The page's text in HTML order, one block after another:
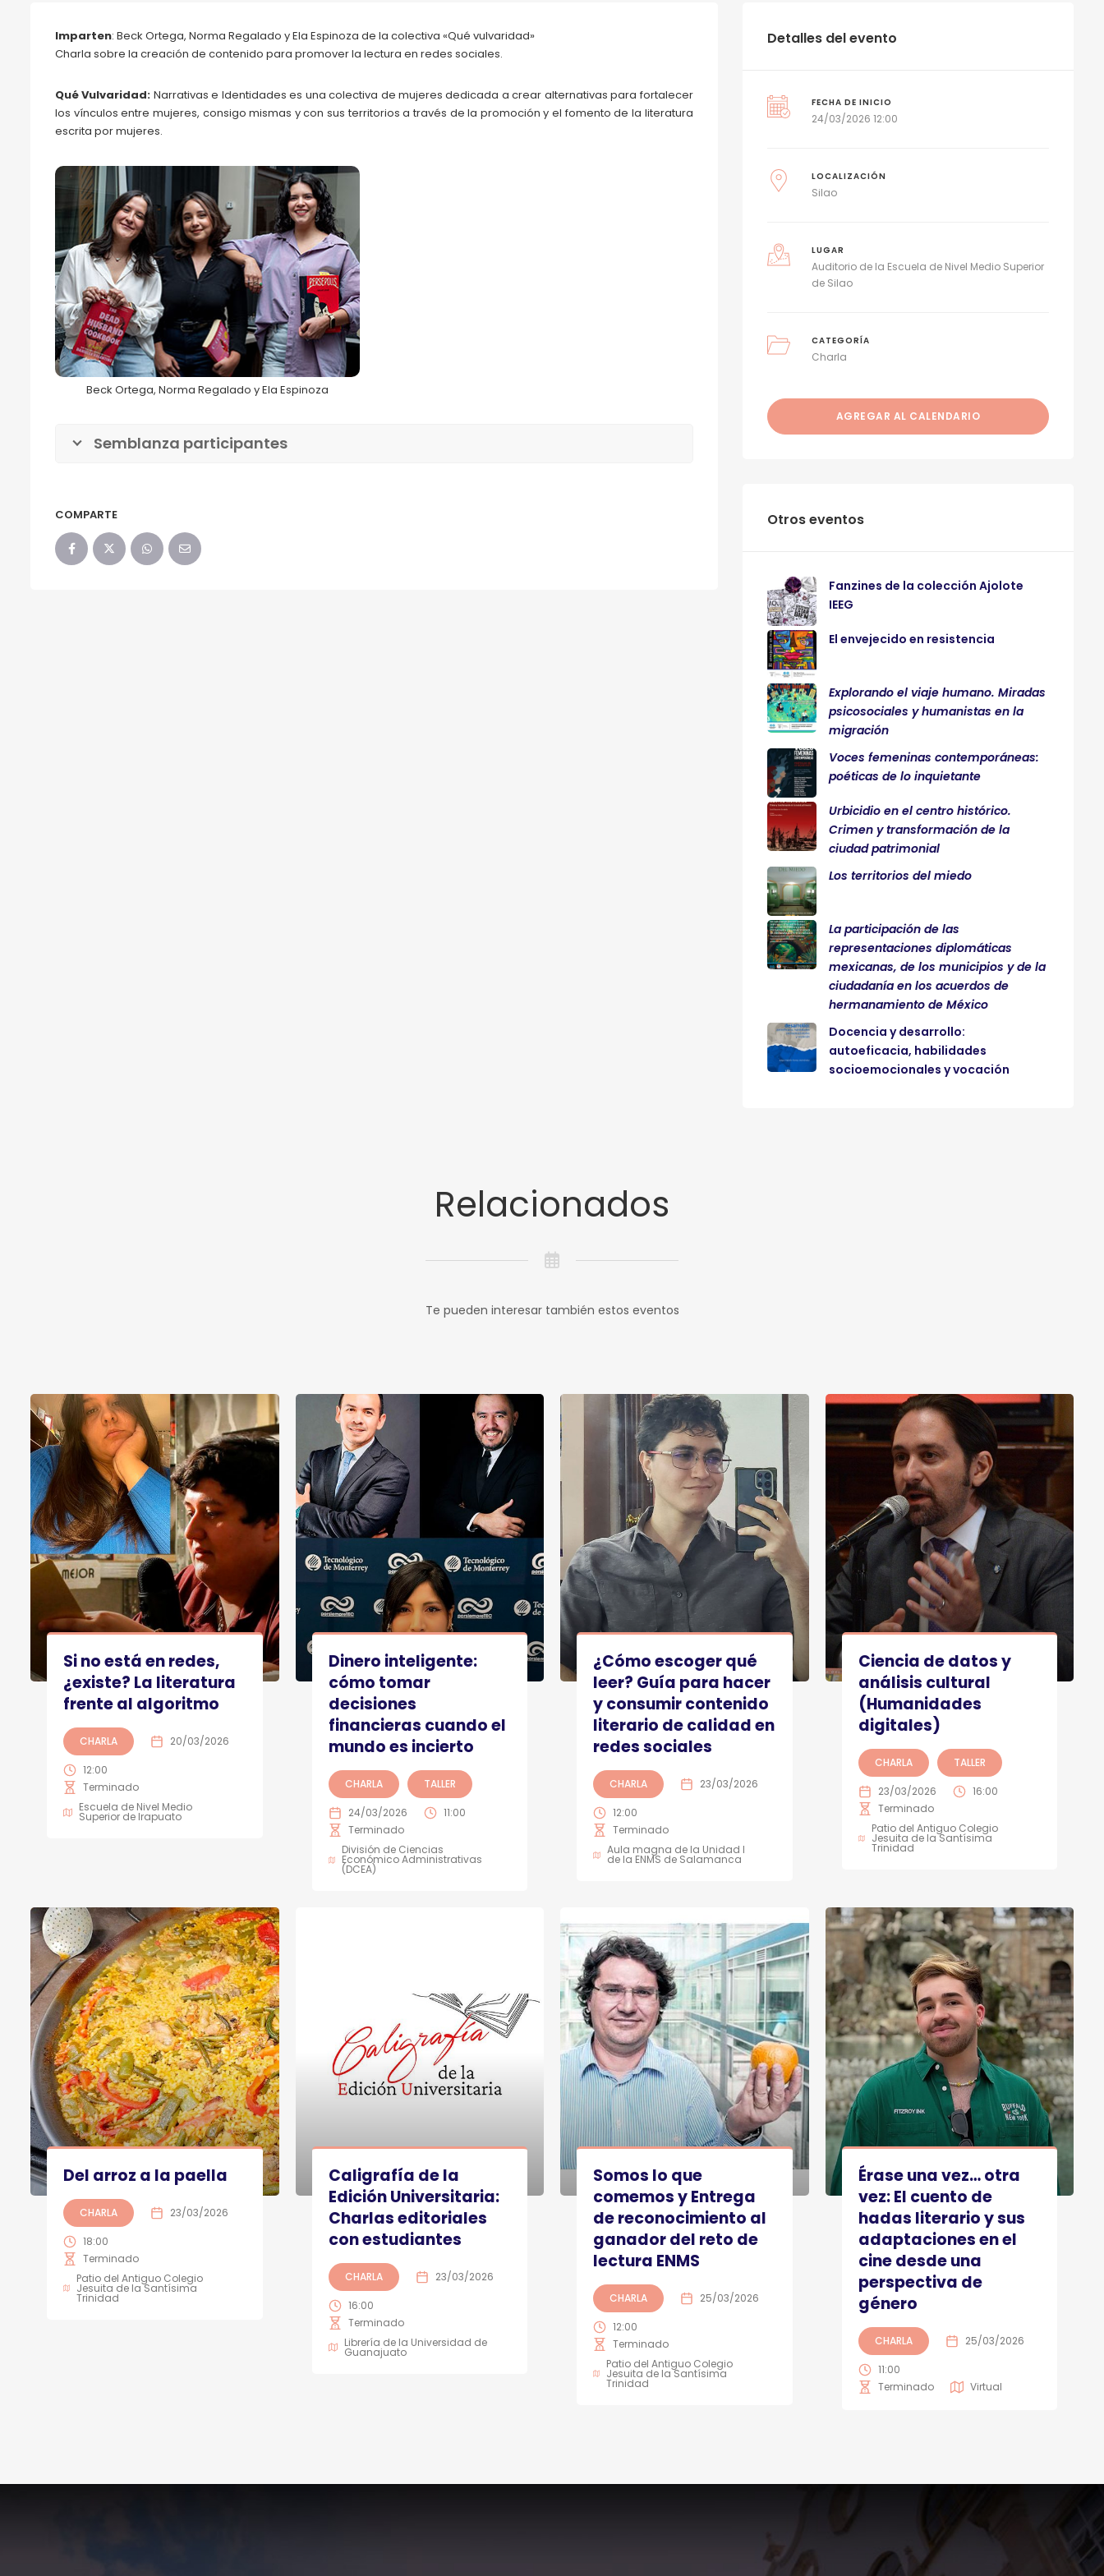
Imparten: Beck Ortega, Norma Regalado y Ela Espinoza de la colectiva «Qué vulvaridad»
Charla sobre la creación de contenido para promover la lectura en redes sociales.
Qué Vulvaridad: Narrativas e Identidades es una colectiva de mujeres dedicada a crear alternativas para fortalecer
los vínculos entre mujeres, consigo mismas y con sus territorios a través de la promoción y el fomento de la literatura
escrita por mujeres.
Beck Ortega, Norma
Regalado y Ela
Espinoza
68FILUG 2026
Beck Ortega, Norma Regalado y Ela Espinoza
Semblanza participantes
COMPARTE
Detalles del evento
FECHA DE INICIO
24/03/2026 12:00
LOCALIZACIÓN
Silao
LUGAR
Auditorio de la Escuela de Nivel Medio Superior
de Silao
CATEGORÍA
Charla
AGREGAR AL CALENDARIO
Otros eventos
Fanzines de la colección Ajolote
IEEG
El envejecido en resistencia
Explorando el viaje humano. Miradas
psicosociales y humanistas en la
migración
Voces femeninas contemporáneas:
poéticas de lo inquietante
Urbicidio en el centro histórico.
Crimen y transformación de la
ciudad patrimonial
Los territorios del miedo
La participación de las
representaciones diplomáticas
mexicanas, de los municipios y de la
ciudadanía en los acuerdos de
hermanamiento de México
Docencia y desarrollo:
autoeficacia, habilidades
socioemocionales y vocación
Relacionados
Te pueden interesar también estos eventos
Si no está en redes,
¿existe? La literatura
frente al algoritmo
CHARLA 20/03/2026
12:00
Terminado
Escuela de Nivel Medio
Superior de Irapuato
Dinero inteligente:
cómo tomar
decisiones
financieras cuando el
mundo es incierto
CHARLA TALLER
24/03/2026
11:00
Terminado
División de Ciencias
Económico Administrativas
(DCEA)
¿Cómo escoger qué
leer? Guía para hacer
y consumir contenido
literario de calidad en
redes sociales
CHARLA 23/03/2026
12:00
Terminado
Aula magna de la Unidad I
de la ENMS de Salamanca
Ciencia de datos y
análisis cultural
(Humanidades
digitales)
CHARLA TALLER
23/03/2026
16:00
Terminado
Patio del Antiguo Colegio
Jesuita de la Santísima
Trinidad
Del arroz a la paella
CHARLA 23/03/2026
18:00
Terminado
Patio del Antiguo Colegio
Jesuita de la Santísima
Trinidad
Caligrafía de la
Edición Universitaria:
Charlas editoriales
con estudiantes
CHARLA 23/03/2026
16:00
Terminado
Librería de la Universidad de
Guanajuato
Somos lo que
comemos y Entrega
de reconocimiento al
ganador del reto de
lectura ENMS
CHARLA 25/03/2026
12:00
Terminado
Patio del Antiguo Colegio
Jesuita de la Santísima
Trinidad
Érase una vez… otra
vez: El cuento de
hadas literario y sus
adaptaciones en el
cine desde una
perspectiva de
género
CHARLA 25/03/2026
11:00
Terminado
Virtual